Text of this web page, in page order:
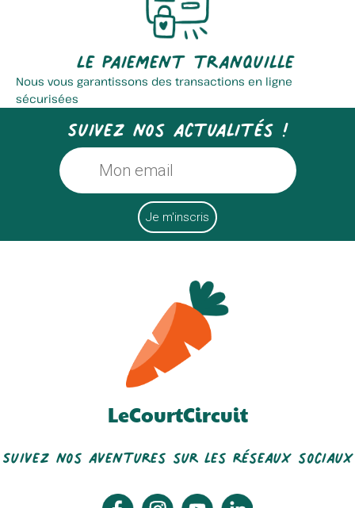
Le paiement tranquille
Nous vous garantissons des transactions en ligne
sécurisées
Suivez nos actualités !
LeCourtCircuit
Suivez nos aventures sur les réseaux sociaux